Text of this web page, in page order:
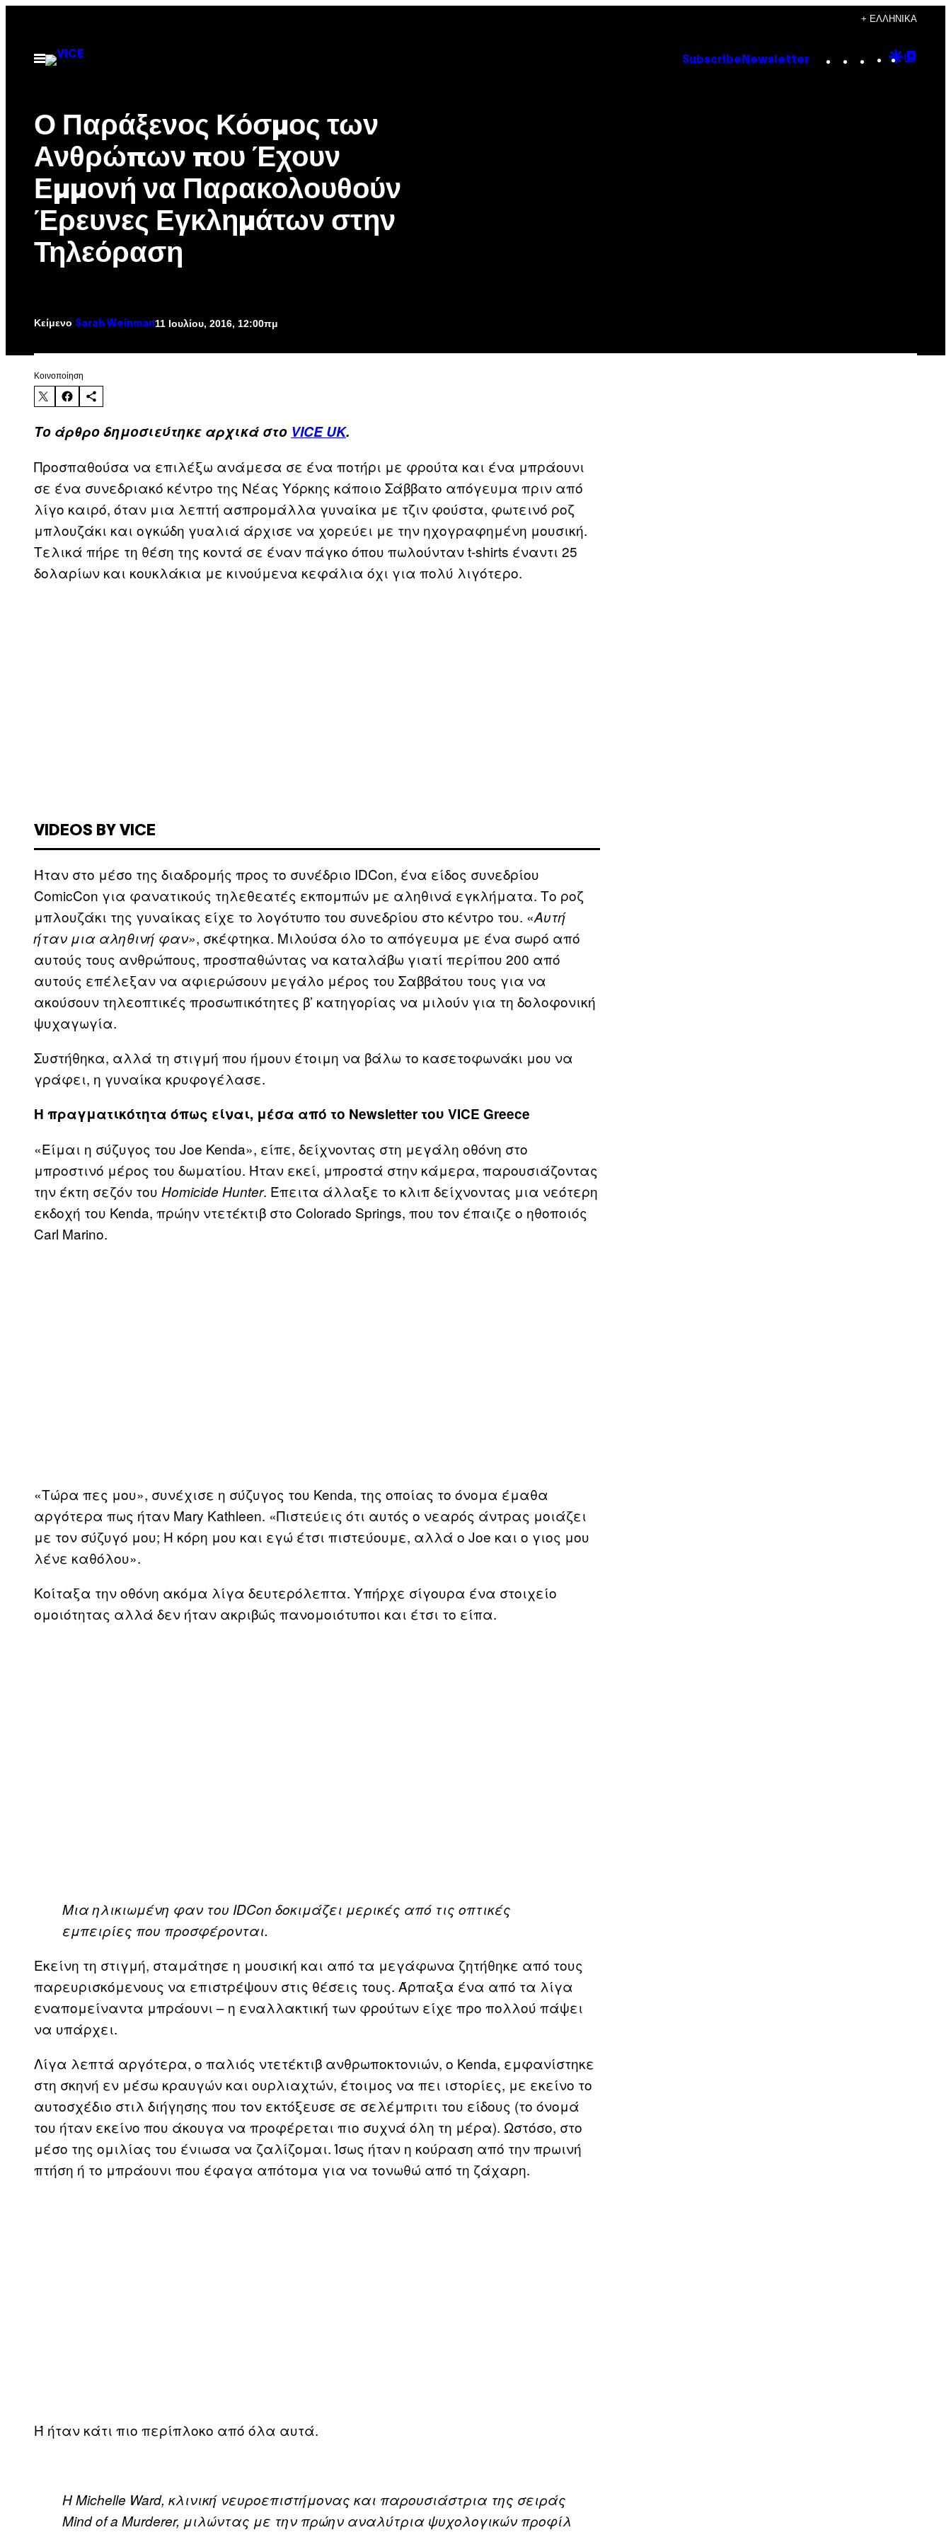
περιεχόμενο
+ ΕΛΛΗΝΙΚΆ
Ανοίξτε
το
Subscribe Newsletter Instagram
TikTok
YouTube
Google
Ο Παράξενος Κόσμος των
Ανθρώπων που Έχουν
Εμμονή να Παρακολουθούν
Έρευνες Εγκλημάτων στην
Τηλεόραση
Κείμενο Sarah Weinman11 Ιουλίου, 2016, 12:00πμ
Kοινοποίηση
Το άρθρο δημοσιεύτηκε αρχικά στο VICE UK.
Προσπαθούσα να επιλέξω ανάμεσα σε ένα ποτήρι με φρούτα και ένα μπράουνι
σε ένα συνεδριακό κέντρο της Νέας Υόρκης κάποιο Σάββατο απόγευμα πριν από
λίγο καιρό, όταν μια λεπτή ασπρομάλλα γυναίκα με τζιν φούστα, φωτεινό ροζ
μπλουζάκι και ογκώδη γυαλιά άρχισε να χορεύει με την ηχογραφημένη μουσική.
Τελικά πήρε τη θέση της κοντά σε έναν πάγκο όπου πωλούνταν t-shirts έναντι 25
δολαρίων και κουκλάκια με κινούμενα κεφάλια όχι για πολύ λιγότερο.
VIDEOS BY VICE
Ήταν στο μέσο της διαδρομής προς το συνέδριο IDCon, ένα είδος συνεδρίου
ComicCon για φανατικούς τηλεθεατές εκπομπών με αληθινά εγκλήματα. Το ροζ
μπλουζάκι της γυναίκας είχε το λογότυπο του συνεδρίου στο κέντρο του. «Αυτή
ήταν μια αληθινή φαν», σκέφτηκα. Μιλούσα όλο το απόγευμα με ένα σωρό από
αυτούς τους ανθρώπους, προσπαθώντας να καταλάβω γιατί περίπου 200 από
αυτούς επέλεξαν να αφιερώσουν μεγάλο μέρος του Σαββάτου τους για να
ακούσουν τηλεοπτικές προσωπικότητες β’ κατηγορίας να μιλούν για τη δολοφονική
ψυχαγωγία.
Συστήθηκα, αλλά τη στιγμή που ήμουν έτοιμη να βάλω το κασετοφωνάκι μου να
γράφει, η γυναίκα κρυφογέλασε.
Η πραγματικότητα όπως είναι, μέσα από το Newsletter του VICE Greece
«Είμαι η σύζυγος του Joe Kenda», είπε, δείχνοντας στη μεγάλη οθόνη στο
μπροστινό μέρος του δωματίου. Ήταν εκεί, μπροστά στην κάμερα, παρουσιάζοντας
την έκτη σεζόν του Homicide Hunter. Έπειτα άλλαξε το κλιπ δείχνοντας μια νεότερη
εκδοχή του Kenda, πρώην ντετέκτιβ στο Colorado Springs, που τον έπαιζε ο ηθοποιός
Carl Marino.
«Τώρα πες μου», συνέχισε η σύζυγος του Kenda, της οποίας το όνομα έμαθα
αργότερα πως ήταν Mary Kathleen. «Πιστεύεις ότι αυτός ο νεαρός άντρας μοιάζει
με τον σύζυγό μου; Η κόρη μου και εγώ έτσι πιστεύουμε, αλλά ο Joe και ο γιος μου
λένε καθόλου».
Κοίταξα την οθόνη ακόμα λίγα δευτερόλεπτα. Υπήρχε σίγουρα ένα στοιχείο
ομοιότητας αλλά δεν ήταν ακριβώς πανομοιότυποι και έτσι το είπα.
Μια ηλικιωμένη φαν του IDCon δοκιμάζει μερικές από τις οπτικές
εμπειρίες που προσφέρονται.
Εκείνη τη στιγμή, σταμάτησε η μουσική και από τα μεγάφωνα ζητήθηκε από τους
παρευρισκόμενους να επιστρέψουν στις θέσεις τους. Άρπαξα ένα από τα λίγα
εναπομείναντα μπράουνι – η εναλλακτική των φρούτων είχε προ πολλού πάψει
να υπάρχει.
Λίγα λεπτά αργότερα, ο παλιός ντετέκτιβ ανθρωποκτονιών, ο Kenda, εμφανίστηκε
στη σκηνή εν μέσω κραυγών και ουρλιαχτών, έτοιμος να πει ιστορίες, με εκείνο το
αυτοσχέδιο στιλ διήγησης που τον εκτόξευσε σε σελέμπριτι του είδους (το όνομά
του ήταν εκείνο που άκουγα να προφέρεται πιο συχνά όλη τη μέρα). Ωστόσο, στο
μέσο της ομιλίας του ένιωσα να ζαλίζομαι. Ίσως ήταν η κούραση από την πρωινή
πτήση ή το μπράουνι που έφαγα απότομα για να τονωθώ από τη ζάχαρη.
Ή ήταν κάτι πιο περίπλοκο από όλα αυτά.
ΗMichelle Ward, κλινική νευροεπιστήμονας και παρουσιάστρια της σειράς
Mindofa Murderer, μιλώντας με την πρώην αναλύτρια ψυχολογικών προφίλ